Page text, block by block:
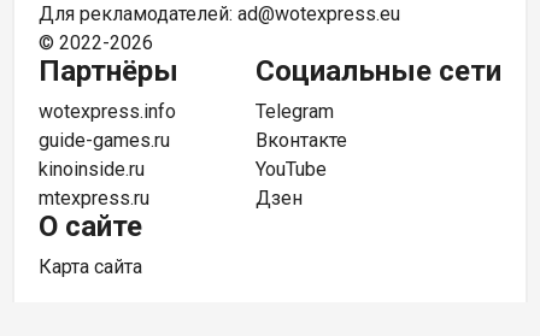
Для рекламодателей: ad@wotexpress.eu
© 2022-2026
Партнёры
wotexpress.info
guide-games.ru
kinoinside.ru
mtexpress.ru
Социальные сети
Telegram
Вконтакте
YouTube
Дзен
О сайте
Карта сайта